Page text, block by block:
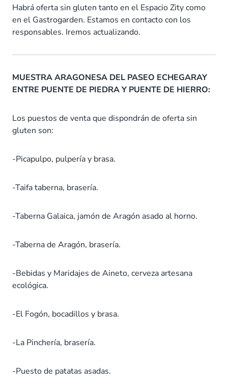
Habrá oferta sin gluten tanto en el Espacio Zity como
en el Gastrogarden. Estamos en contacto con los
responsables. Iremos actualizando.
MUESTRA ARAGONESA DEL PASEO ECHEGARAY
ENTRE PUENTE DE PIEDRA Y PUENTE DE HIERRO:
Los puestos de venta que dispondrán de oferta sin
gluten son:
-Picapulpo, pulpería y brasa.
-Taifa taberna, brasería.
-Taberna Galaica, jamón de Aragón asado al horno.
-Taberna de Aragón, brasería.
-Bebidas y Maridajes de Aineto, cerveza artesana
ecológica.
-El Fogón, bocadillos y brasa.
-La Pinchería, brasería.
-Puesto de patatas asadas.